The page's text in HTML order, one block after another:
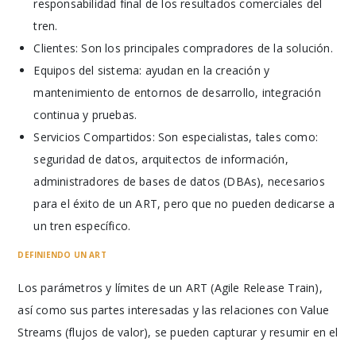
responsabilidad final de los resultados comerciales del
tren.
Clientes: Son los principales compradores de la solución.
Equipos del sistema: ayudan en la creación y
mantenimiento de entornos de desarrollo, integración
continua y pruebas.
Servicios Compartidos: Son especialistas, tales como:
seguridad de datos, arquitectos de información,
administradores de bases de datos (DBAs), necesarios
para el éxito de un ART, pero que no pueden dedicarse a
un tren específico.
DEFINIENDO UN ART
Los parámetros y límites de un ART (Agile Release Train),
así como sus partes interesadas y las relaciones con Value
Streams (flujos de valor), se pueden capturar y resumir en el